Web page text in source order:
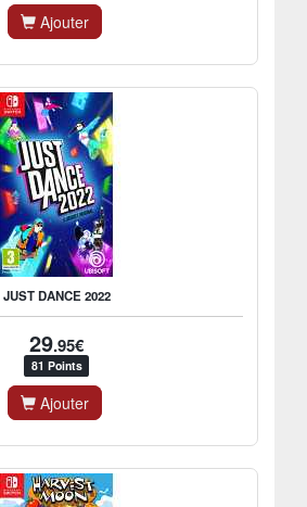
Ajouter
JUST DANCE 2022
29.95€
81 Points
Ajouter